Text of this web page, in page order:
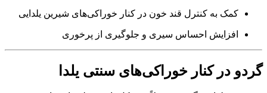
کمک به کنترل قند خون در کنار خوراکی‌های شیرین یلدایی
افزایش احساس سیری و جلوگیری از پرخوری
گردو در کنار خوراکی‌های سنتی یلدا